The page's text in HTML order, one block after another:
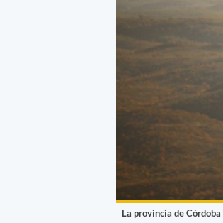
La provincia de